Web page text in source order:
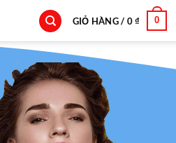
GIỎ HÀNG / 0₫ 0